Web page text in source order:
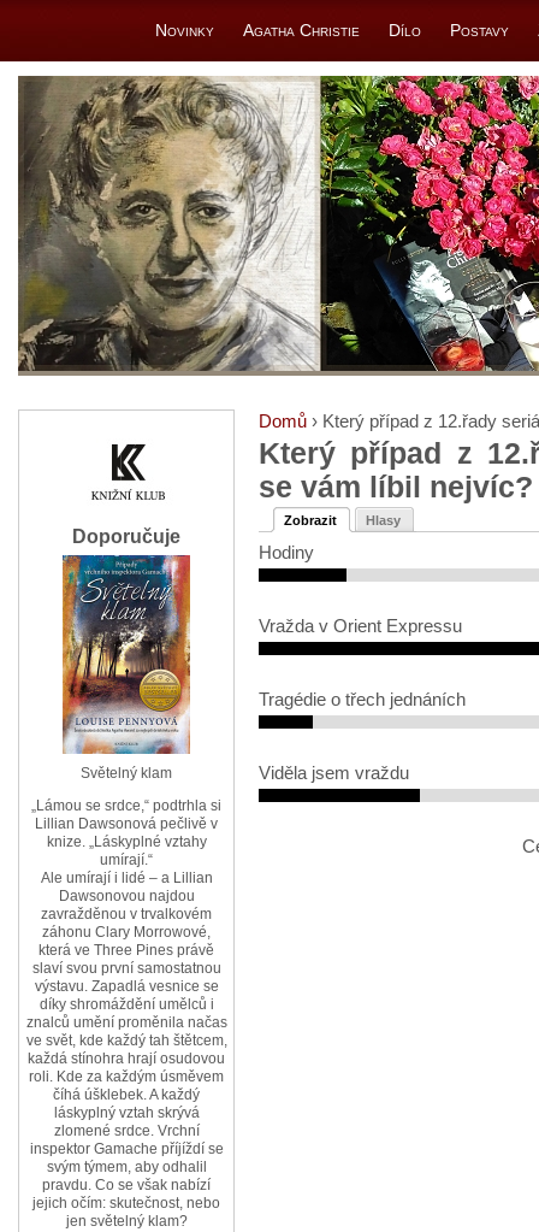
Novinky Agatha Christie Dílo Postavy
Domů › Který případ z 12.řady
Který případ z
se vám líbil nejvíc?
Zobrazit Hlasy
Hodiny
Vražda v Orient Expressu
Tragédie o třech jednáních
Viděla jsem vraždu
Doporučuje
Světelný klam
„Lámou se srdce,“ podtrhla si
Lillian Dawsonová pečlivě v
knize. „Láskyplné vztahy
umírají.“
Ale umírají i lidé – a Lillian
Dawsonovou najdou
zavražděnou v trvalkovém
záhonu Clary Morrowové,
která ve Three Pines právě
slaví svou první samostatnou
výstavu. Zapadlá vesnice se
díky shromáždění umělců i
znalců umění proměnila načas
ve svět, kde každý tah štětcem,
každá stínohra hrají osudovou
roli. Kde za každým úsměvem
číhá úšklebek. A každý
láskyplný vztah skrývá
zlomené srdce. Vrchní
inspektor Gamache příjíždí se
svým týmem, aby odhalil
pravdu. Co se však nabízí
jejich očím: skutečnost, nebo
jen světelný klam?